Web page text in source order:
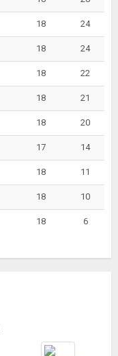
18 24
18 24
18 22
18 21
18 20
17 14
18 11
18 10
18 6